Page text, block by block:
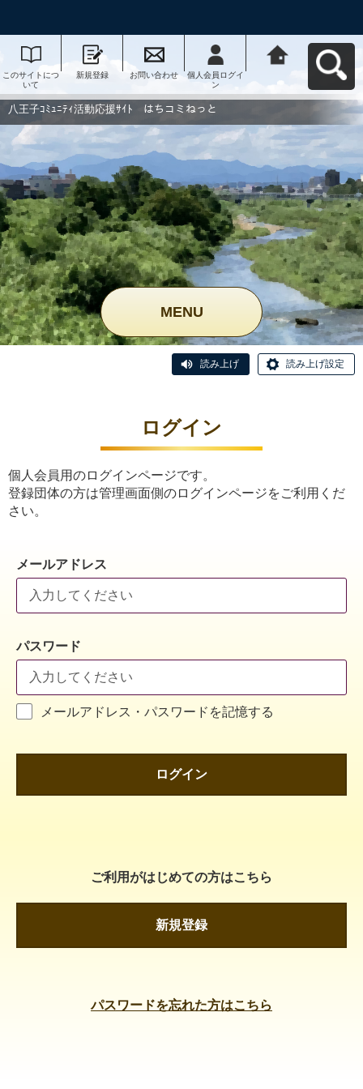
このサイトにつ
いて
新規登録 お問い合わせ
個人会員ログイ
ン
動応援ｻｲﾄ はち
コミねっとへ戻
八王子ｺﾐｭﾆﾃｨ活動応援ｻｲﾄ はちコミねっと
MENU
読み上げ 読み上げ設定
ログイン
個人会員用のログインページです。
登録団体の方は管理画面側のログインページをご利用くだ
さい。
メールアドレス
パスワード
メールアドレス・パスワードを記憶する
ログイン
ご利用がはじめての方はこちら
新規登録
パスワードを忘れた方はこちら